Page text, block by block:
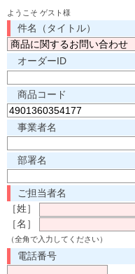
ようこそ ゲスト様
件名（タイトル）
オーダーID
商品コード
事業者名
部署名
ご担当者名
［姓］
［名］
（全角で入力してください）
電話番号